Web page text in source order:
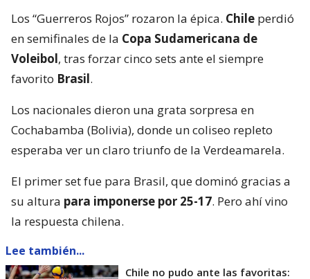
Los “Guerreros Rojos” rozaron la épica. Chile perdió
en semifinales de la Copa Sudamericana de
Voleibol, tras forzar cinco sets ante el siempre
favorito Brasil.
Los nacionales dieron una grata sorpresa en
Cochabamba (Bolivia), donde un coliseo repleto
esperaba ver un claro triunfo de la Verdeamarela.
El primer set fue para Brasil, que dominó gracias a
su altura para imponerse por 25-17. Pero ahí vino
la respuesta chilena.
Lee también...
Chile no pudo ante las favoritas: